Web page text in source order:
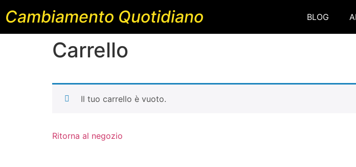
Cambiamento Quotidiano BLOG
Carrello
Il tuo carrello è vuoto.
Ritorna al negozio